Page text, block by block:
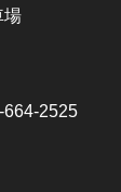
場
664-2525